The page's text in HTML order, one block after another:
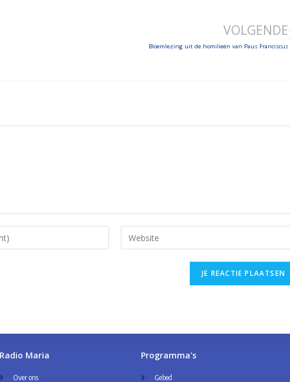
VOLGENDE
Bloemlezing uit de homilieën van Paus Franciscus
Radio Maria
Over ons
Programma's
Gebed